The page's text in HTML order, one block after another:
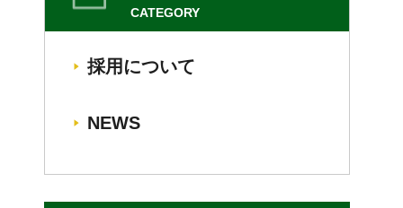
CATEGORY
採用について
NEWS